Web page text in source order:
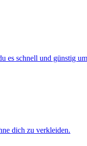
es schnell und günstig
dich zu verkleiden.